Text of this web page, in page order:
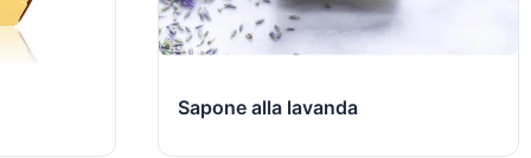
Sapone alla lavanda